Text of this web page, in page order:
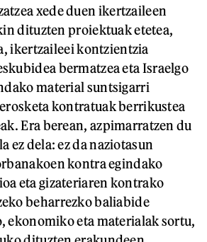
xede duen ikertzaileen
dituzten proiektuak etetea,
ikertzaileei kontzientzia
bermatzea eta Israelgo
material suntsigarri
kontratuak berrikustea
Era berean, azpimarratzen du
ez dela: ez da naziotasun
kontra egindako
eta gizateriaren kontrako
beharrezko baliabide
ekonomiko eta materialak sortu,